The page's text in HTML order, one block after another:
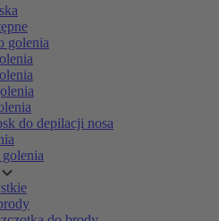
golenia
do depilacji nosa